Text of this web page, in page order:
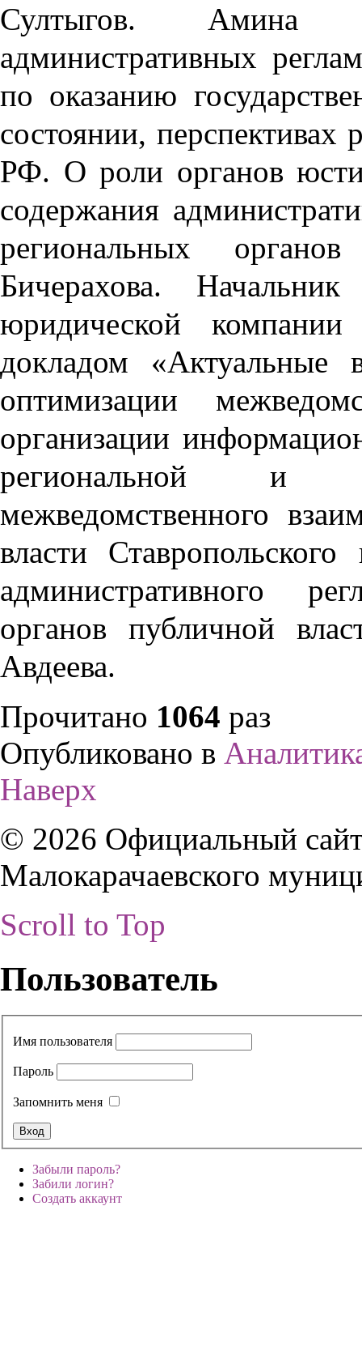
Султыгов. Амина
административных
по оказанию
состоянии, перспективах
РФ. О роли органов
содержания
региональных
Бичерахова.
юридической
докладом «Актуальные
оптимизации
организации
региональной и
межведомственного
власти
административного
органов публичной
Авдеева.
Прочитано 1064 раз
Опубликовано в
Наверх
© 2026 Официальный
Малокарачаевского
Scroll to Top
Пользователь
Имя пользователя
Пароль
Запомнить меня
Забыли пароль?
Забили логин?
Создать аккаунт